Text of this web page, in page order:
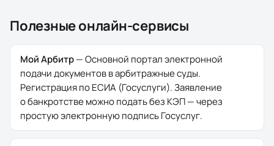
Полезные онлайн-сервисы
Мой Арбитр—Основной портал электронной
подачи документов в арбитражные суды.
Регистрация по ЕСИА (Госуслуги). Заявление
о банкротстве можно подать без КЭП — через
простую электронную подпись Госуслуг.